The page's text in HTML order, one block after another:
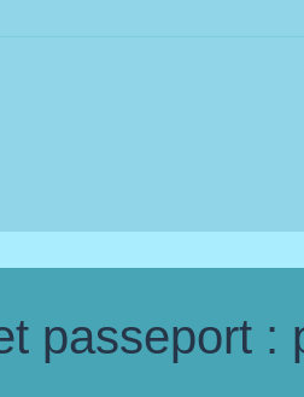
passeport :